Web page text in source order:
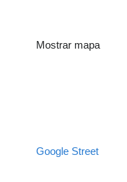
Mostrar mapa
Google Street